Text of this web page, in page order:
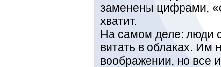
заменены цифрами,
хватит.
На самом деле: люди
витать в облаках. Им
воображении, но все